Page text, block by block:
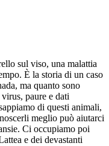
sul viso, una malattia
È la storia di un caso
ma quanto sono
paure e dati
di questi animali,
meglio può aiutarci
Ci occupiamo poi
e dei devastanti